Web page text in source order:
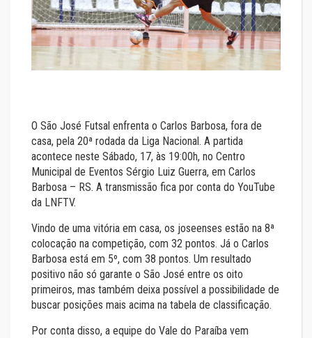
O São José Futsal enfrenta o Carlos Barbosa, fora de
casa, pela 20ª rodada da Liga Nacional. A partida
acontece neste Sábado, 17, às 19:00h, no Centro
Municipal de Eventos Sérgio Luiz Guerra, em Carlos
Barbosa – RS. A transmissão fica por conta do YouTube
da LNFTV.
Vindo de uma vitória em casa, os joseenses estão na 8ª
colocação na competição, com 32 pontos. Já o Carlos
Barbosa está em 5º, com 38 pontos. Um resultado
positivo não só garante o São José entre os oito
primeiros, mas também deixa possível a possibilidade de
buscar posições mais acima na tabela de classificação.
Por conta disso, a equipe do Vale do Paraíba vem